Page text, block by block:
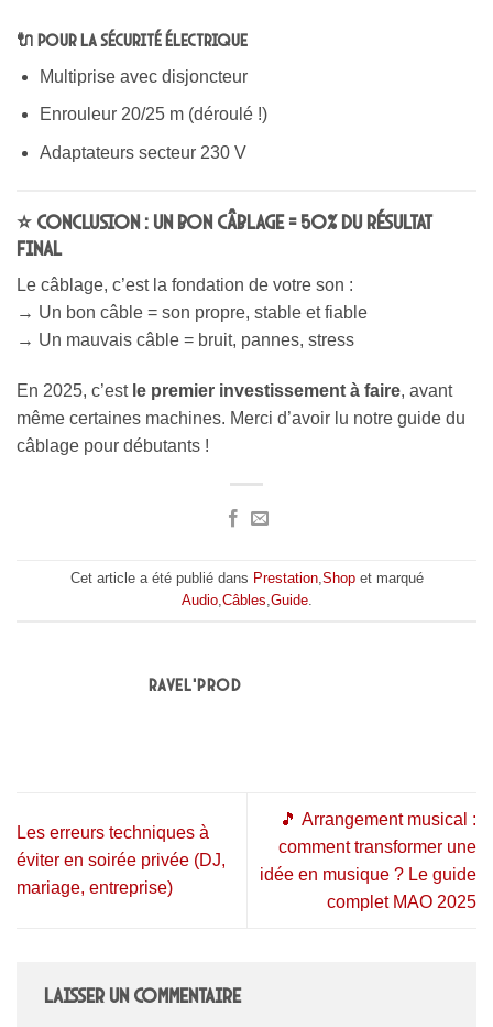
🔌 Pour la sécurité électrique
Multiprise avec disjoncteur
Enrouleur 20/25 m (déroulé !)
Adaptateurs secteur 230 V
⭐ Conclusion : un bon câblage = 50% du résultat
final
Le câblage, c’est la fondation de votre son :
→ Un bon câble = son propre, stable et fiable
→ Un mauvais câble = bruit, pannes, stress
En 2025, c’est le premier investissement à faire, avant
même certaines machines. Merci d’avoir lu notre guide du
câblage pour débutants !
Cet article a été publié dans Prestation,Shopet marqué
Audio,Câbles,Guide.
RAVEL'PROD
Les erreurs techniques à
éviter en soirée privée (DJ,
mariage, entreprise)
🎵 Arrangement musical :
comment transformer une
idée en musique ? Le guide
complet MAO 2025
Laisser un commentaire